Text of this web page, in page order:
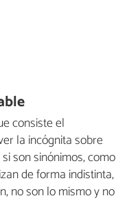
consiste el
la incógnita sobre
son sinónimos, como
de forma indistinta,
no son lo mismo y no